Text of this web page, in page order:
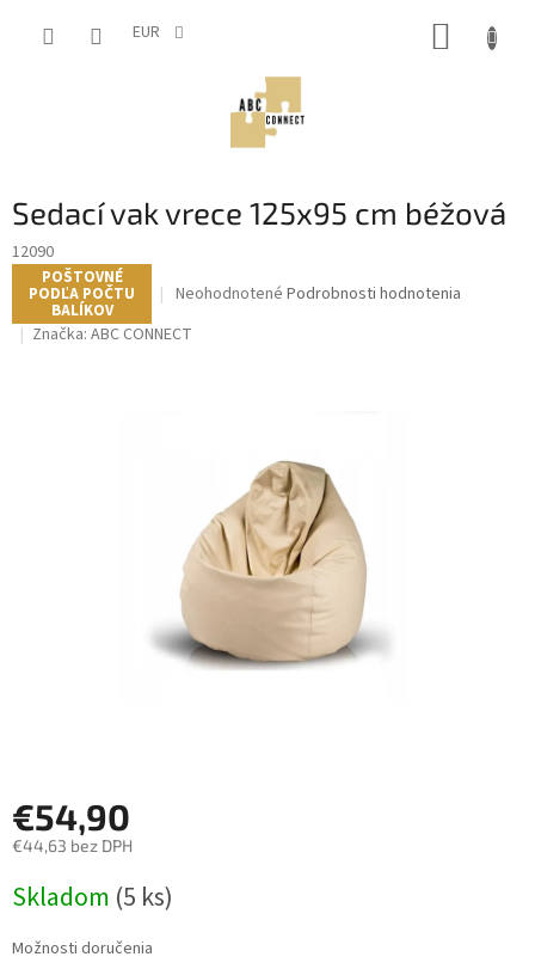
EUR
Sedací vak vrece 125x95 cm béžová
12090
POŠTOVNÉ
PODĽA POČTU
BALÍKOV
Priemerné
produktu
Neohodnotené Podrobnosti hodnotenia
Značka: ABC CONNECT
€54,90
€44,63 bez DPH
cena:
Skladom (5 ks)
Možnosti doručenia